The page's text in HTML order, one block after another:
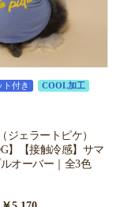
ト付き
COOL加工
ジェラートピケ）
】【接触冷感】サマ
オーバー｜全3色